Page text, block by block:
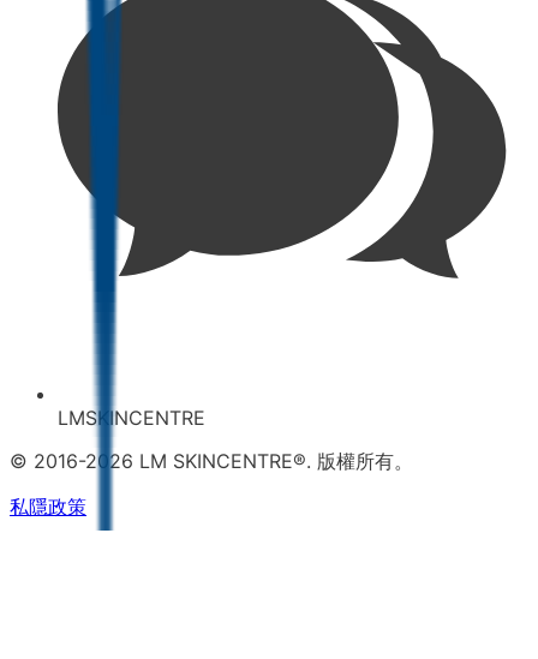
LMSKINCENTRE
© 2016-2026 LM SKINCENTRE®. 版權所有。
私隱政策